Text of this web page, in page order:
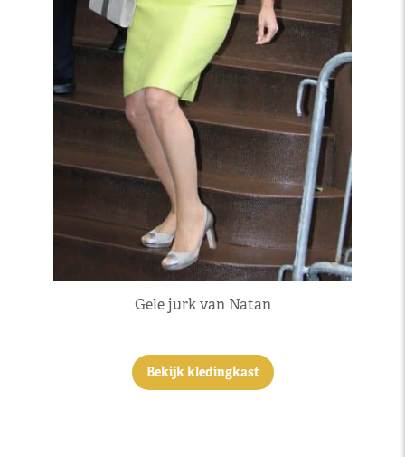
Gele jurk van Natan
Bekijk kledingkast